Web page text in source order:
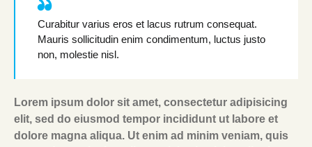
Curabitur varius eros et lacus rutrum consequat.
Mauris sollicitudin enim condimentum, luctus justo
non, molestie nisl.
Lorem ipsum dolor sit amet, consectetur adipisicing
elit, sed do eiusmod tempor incididunt ut labore et
dolore magna aliqua. Ut enim ad minim veniam, quis